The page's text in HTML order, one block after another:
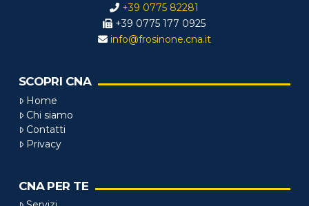
+39 0775 82281
+39 0775 177 0925
info@frosinone.cna.it
SCOPRI CNA
Home
Chi siamo
Contatti
Privacy
CNA PER TE